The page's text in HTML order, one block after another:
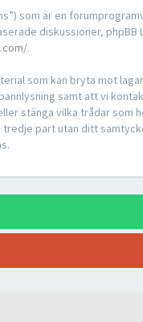
som är en
diskussioner, phpBB
.
som kan bryta mot
samt att vi
stänga vilka trådar som
part utan ditt